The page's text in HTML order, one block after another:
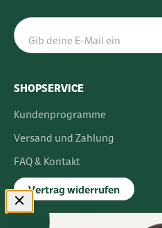
SHOPSERVICE
Kundenprogramme
Versand und Zahlung
FAQ & Kontakt
Vertrag widerrufen